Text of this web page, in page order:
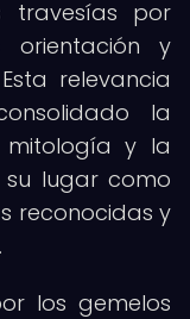
travesías por
orientación y
relevancia
la
mitología y la
lugar como
reconocidas y
los gemelos